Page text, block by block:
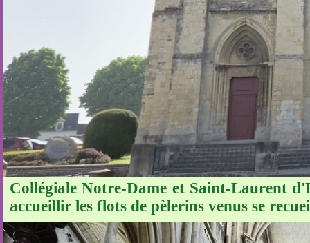
Collégiale Notre-Dame et Saint-Laurent
accueillir les flots de pèlerins venus se